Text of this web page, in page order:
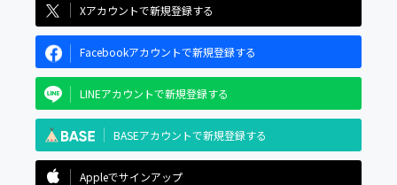
Xアカウントで新規登録する
Facebookアカウントで新規登録する
LINEアカウントで新規登録する
BASEアカウントで新規登録する
Appleでサインアップ